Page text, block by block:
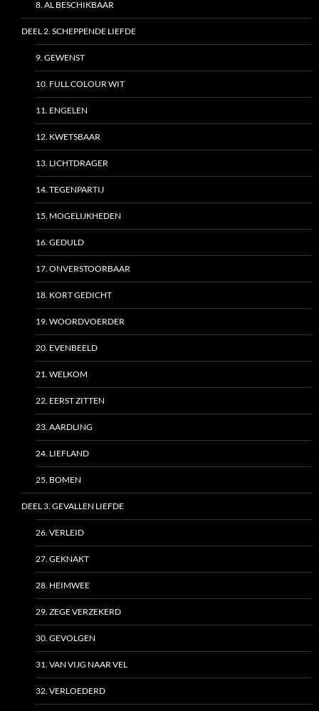
8. AL BESCHIKBAAR
DEEL 2. SCHEPPENDE LIEFDE
9. GEWENST
10. FULL COLOUR WIT
11. ENGELEN
12. KWETSBAAR
13. LICHTDRAGER
14. TEGENPARTIJ
15. MOGELIJKHEDEN
16. GEDULD
17. ONVERSTOORBAAR
18. KORT GEDICHT
19. WOORDVOERDER
20. EVENBEELD
21. WELKOM
22. EERST ZITTEN
23. AARDLING
24. LIEFLAND
25. BOMEN
DEEL 3. GEVALLEN LIEFDE
26. VERLEID
27. GEKNAKT
28. HEIMWEE
29. ZEGE VERZEKERD
30. GEVOLGEN
31. VAN VIJG NAAR VEL
32. VERLOEDERD